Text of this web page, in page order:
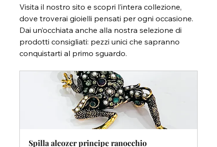
Visita il nostro sito e scopri l’intera collezione,
dove troverai gioielli pensati per ogni occasione.
Dai un’occhiata anche alla nostra selezione di
prodotti consigliati: pezzi unici che sapranno
conquistarti al primo sguardo.
Spilla alcozer principe ranocchio